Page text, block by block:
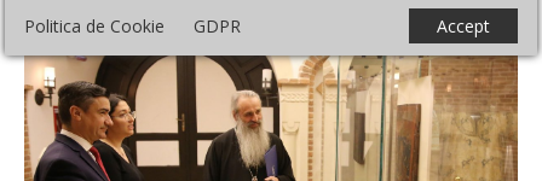
Politica de Cookie GDPR Accept